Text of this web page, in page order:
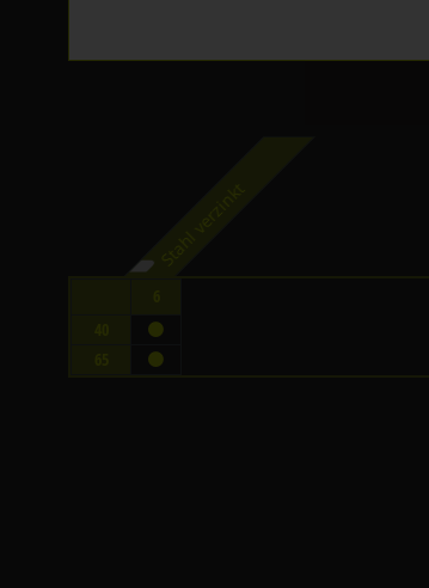
Stahl verzinkt